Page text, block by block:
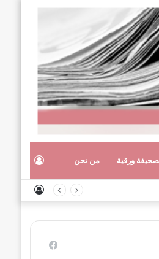
ورقية من نحن